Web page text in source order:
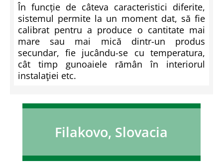
În funcție de câteva caracteristici diferite,
sistemul permite la un moment dat, să fie
calibrat pentru a produce o cantitate mai
mare sau mai mică dintr-un produs
secundar, fie jucându-se cu temperatura,
cât timp gunoaiele rămân în interiorul
instalaţiei etc.
Filakovo, Slovacia